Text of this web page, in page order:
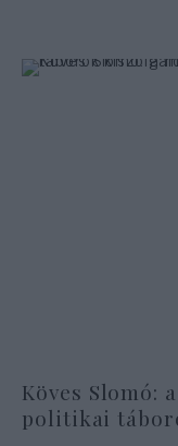
Köves Slomó:
politikai